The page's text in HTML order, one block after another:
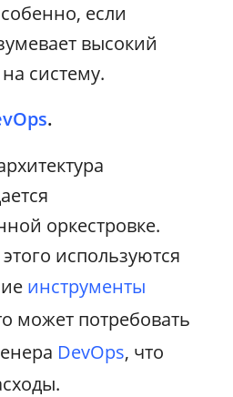
если
высокий
систему.
.
оркестровке.
используются
инструменты
может потребовать
DevOps, что